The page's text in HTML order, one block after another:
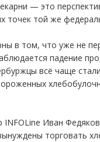
— это
точек той же
в том, что уже не
падение
всё чаще
Иван
торговать